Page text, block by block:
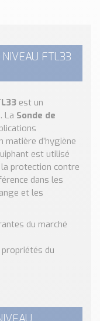
et micro-
NIVEAU FTL33
est un
. La Sonde de
d’hygiène
est utilisé
protection contre
dans les
et les
du marché
du